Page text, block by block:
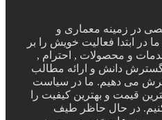
تخصصی در زمینه معماری و
در ابتدا فعالیت خویش را بر
و محصولات , احترام ,
دانش و ارائه مطالب
می دهیم. ما در سیاست
قیمت و بهترین کیفیت را
در حال حاظر طیف